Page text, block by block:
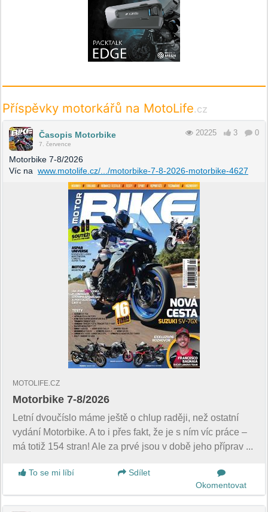
Příspěvky motorkářů na MotoLife.cz
Časopis Motorbike
7. července
20225 3 0
Motorbike 7-8/2026
Víc na www.motolife.cz/.../motorbike-7-8-2026-motorbike-4627
MOTOLIFE.CZ
Motorbike 7-8/2026
Letní dvoučíslo máme ještě o chlup raději, než ostatní
vydání Motorbike. A to i přes fakt, že je s ním víc práce –
má totiž 154 stran! Ale za prvé jsou v době jeho příprav ...
To se mi líbí
Sdílet
Okomentovat